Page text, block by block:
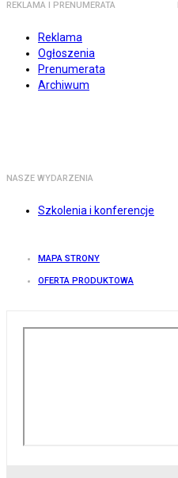
REKLAMA I PRENUMERATA
Reklama
Ogłoszenia
Prenumerata
Archiwum
NASZE WYDARZENIA
Szkolenia i konferencje
MAPA STRONY
OFERTA PRODUKTOWA